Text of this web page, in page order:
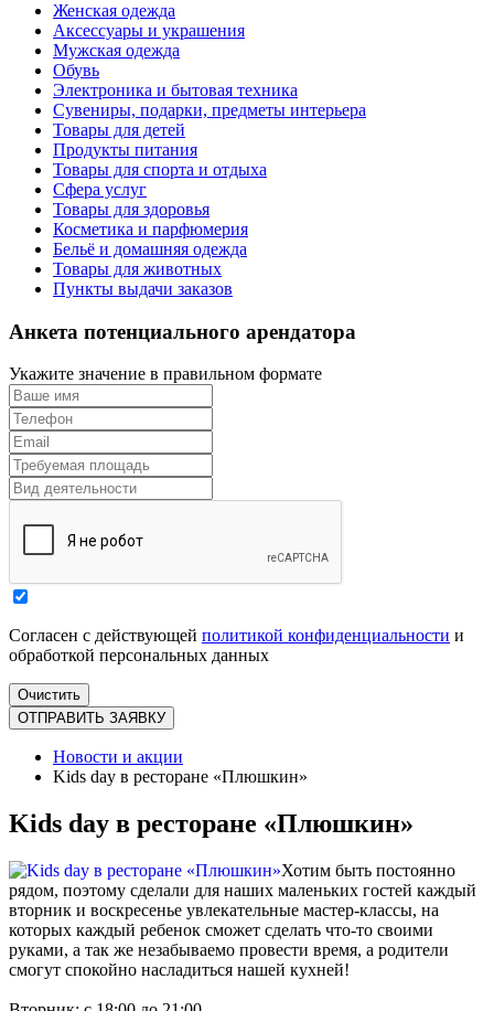
Женская одежда
Аксессуары и украшения
Мужская одежда
Обувь
Электроника и бытовая техника
Сувениры, подарки, предметы интерьера
Товары для детей
Продукты питания
Товары для спорта и отдыха
Сфера услуг
Товары для здоровья
Косметика и парфюмерия
Бельё и домашняя одежда
Товары для животных
Пункты выдачи заказов
Анкета потенциального арендатора
Укажите значение в правильном формате
Согласен с действующей политикой конфиденциальности и
обработкой персональных данных
Новости и акции
Kids day в ресторане «Плюшкин»
Kids day в ресторане «Плюшкин»
Хотим быть постоянно
рядом, поэтому сделали для наших маленьких гостей каждый
вторник и воскресенье увлекательные мастер-классы, на
которых каждый ребенок сможет сделать что-то своими
руками, а так же незабываемо провести время, а родители
смогут спокойно насладиться нашей кухней!